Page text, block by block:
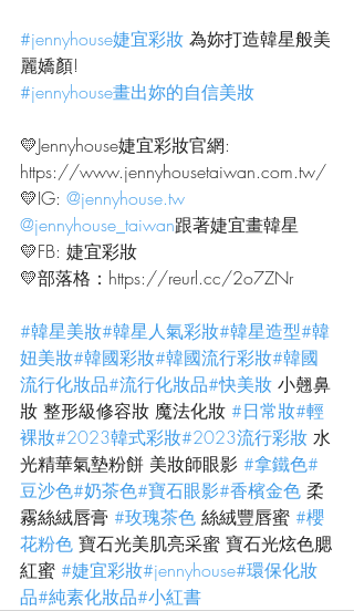
#jennyhouse婕宜彩妝 為妳打造韓星般美
麗嬌顏!
#jennyhouse畫出妳的自信美妝
💛Jennyhouse婕宜彩妝官網:
https://www.jennyhousetaiwan.com.tw/
💛IG: @jennyhouse.tw
@jennyhouse_taiwan跟著婕宜畫韓星
💛FB: 婕宜彩妝
💛部落格：https://reurl.cc/2o7ZNr
#韓星美妝#韓星人氣彩妝#韓星造型#韓
妞美妝#韓國彩妝#韓國流行彩妝#韓國
流行化妝品#流行化妝品#快美妝 小翹鼻
妝 整形級修容妝 魔法化妝 #日常妝#輕
裸妝#2023韓式彩妝#2023流行彩妝 水
光精華氣墊粉餅 美妝師眼影 #拿鐵色#
豆沙色#奶茶色#寶石眼影#香檳金色 柔
霧絲絨唇膏 #玫瑰茶色 絲絨豐唇蜜 #櫻
花粉色 寶石光美肌亮采蜜 寶石光炫色腮
紅蜜 #婕宜彩妝#jennyhouse#環保化妝
品#純素化妝品#小紅書